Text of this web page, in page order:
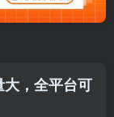
，全平台可